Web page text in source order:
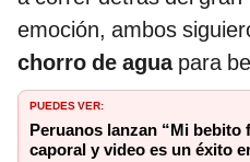
emoción, ambos
chorro de agua para
PUEDES VER:
Peruanos lanzan “Mi
caporal y video es un éxito